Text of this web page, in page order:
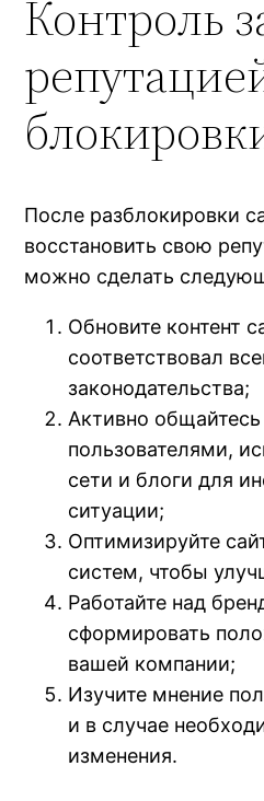
Контроль
После разблокировки
восстановить свою
можно сделать
Обновите контент
соответствовал
законодательства;
Активно
пользователями,
сети и блоги для
ситуации;
Оптимизируйте
систем, чтобы
Работайте над
сформировать
вашей компании;
Изучите мнение
и в случае
изменения.